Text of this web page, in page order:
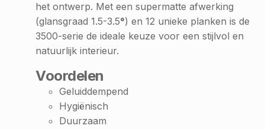
het ontwerp. Met een supermatte afwerking
(glansgraad 1.5-3.5°) en 12 unieke planken is de
3500-serie de ideale keuze voor een stijlvol en
natuurlijk interieur.
Voordelen
Geluiddempend
Hygiënisch
Duurzaam